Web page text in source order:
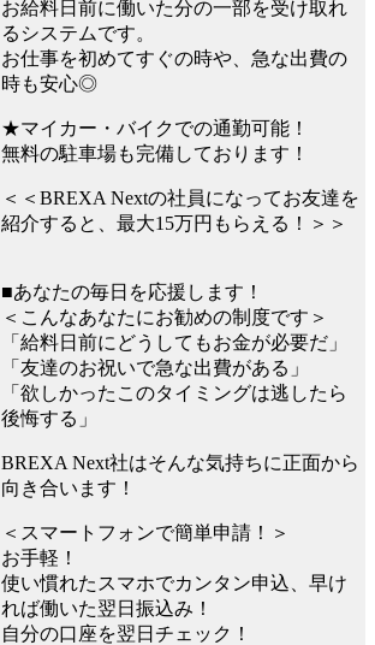
お給料日前に働いた分の一部を受け取れ
るシステムです。
お仕事を初めてすぐの時や、急な出費の
時も安心◎
★マイカー・バイクでの通勤可能！
無料の駐車場も完備しております！
＜＜BREXA Nextの社員になってお友達を
紹介すると、最大15万円もらえる！＞＞
■あなたの毎日を応援します！
＜こんなあなたにお勧めの制度です＞
「給料日前にどうしてもお金が必要だ」
「友達のお祝いで急な出費がある」
「欲しかったこのタイミングは逃したら
後悔する」
BREXA Next社はそんな気持ちに正面から
向き合います！
＜スマートフォンで簡単申請！＞
お手軽！
使い慣れたスマホでカンタン申込、早け
れば働いた翌日振込み！
自分の口座を翌日チェック！